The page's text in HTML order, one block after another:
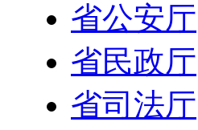
省公安厅
省民政厅
省司法厅